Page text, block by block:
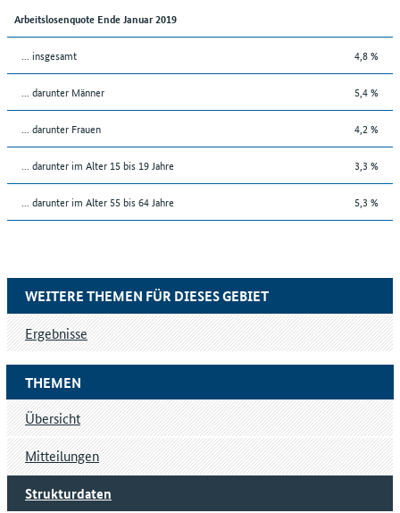
Arbeitslosenquote Ende Januar 2019
... insgesamt 4,8 %
... darunter Männer 5,4 %
... darunter Frauen 4,2 %
... darunter im Alter 15 bis 19 Jahre 3,3 %
... darunter im Alter 55 bis 64 Jahre 5,3 %
THEMEN
Übersicht
Mitteilungen
Strukturdaten
WEITERE THEMEN FÜR DIESES GEBIET
Ergebnisse